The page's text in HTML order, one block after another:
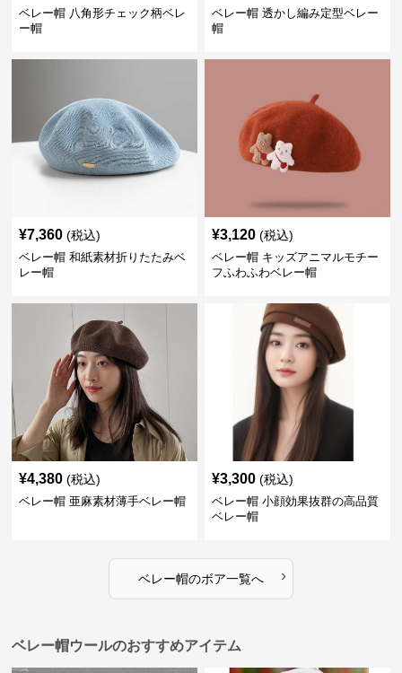
ベレー帽 八角形チェック柄ベレ
ー帽
ベレー帽 透かし編み定型ベレー
帽
¥7,360 (税込)
ベレー帽 和紙素材折りたたみベ
レー帽
¥3,120 (税込)
ベレー帽 キッズアニマルモチー
フふわふわベレー帽
¥4,380 (税込)
ベレー帽 亜麻素材薄手ベレー帽
¥3,300 (税込)
ベレー帽 小顔効果抜群の高品質
ベレー帽
ベレー帽のボア一覧へ ›
ベレー帽ウールのおすすめアイテム